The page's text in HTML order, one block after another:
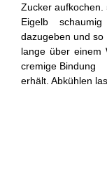
Zucker aufkochen.
Eigelb
dazugeben und so
lange über einem
cremige Bindung
erhält. Abkühlen